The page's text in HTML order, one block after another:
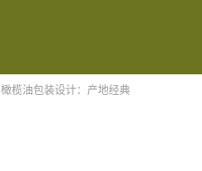
橄榄油包装设计：产地经典